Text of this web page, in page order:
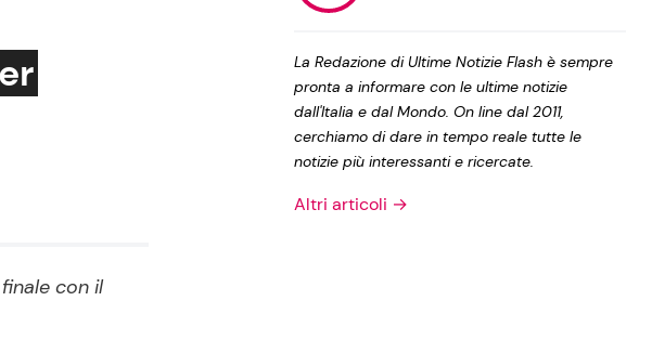
Privacy Policy
con il
La Redazione di Ultime Notizie Flash è sempre
pronta a informare con le ultime notizie
dall'Italia e dal Mondo. On line dal 2011,
cerchiamo di dare in tempo reale tutte le
notizie più interessanti e ricercate.
Altri articoli →